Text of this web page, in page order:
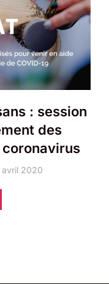
: session
des
avril 2020